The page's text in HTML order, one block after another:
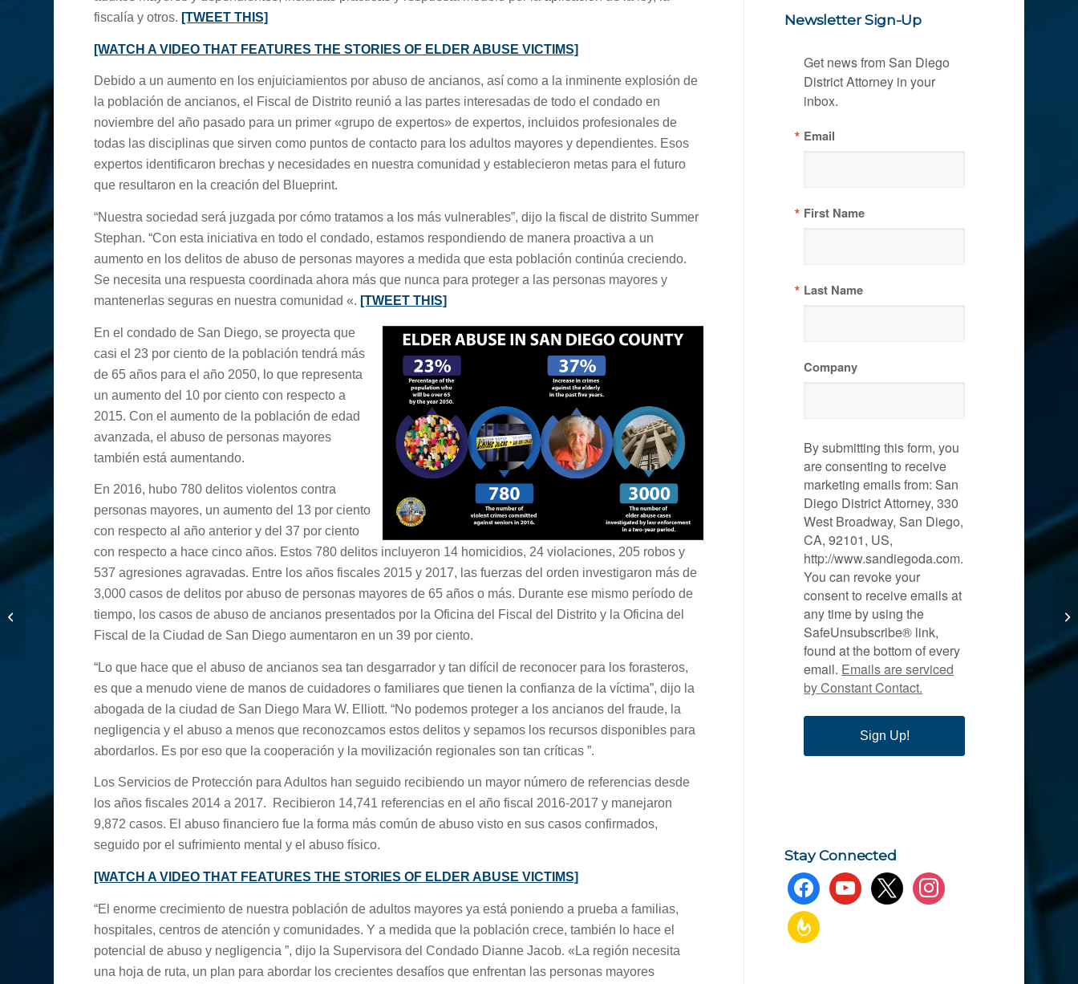
fiscalía y otros. [TWEET THIS]
[WATCH A VIDEO THAT FEATURES THE STORIES OF ELDER ABUSE VICTIMS]
Debido a un aumento en los enjuiciamientos por abuso de ancianos, así como a la inminente explosión de
la población de ancianos, el Fiscal de Distrito reunió a las partes interesadas de todo el condado en
noviembre del año pasado para un primer «grupo de expertos» de expertos, incluidos profesionales de
todas las disciplinas que sirven como puntos de contacto para los adultos mayores y dependientes. Esos
expertos identificaron brechas y necesidades en nuestra comunidad y establecieron metas para el futuro
que resultaron en la creación del Blueprint.
“Nuestra sociedad será juzgada por cómo tratamos a los más vulnerables”, dijo la fiscal de distrito Summer
Stephan. “Con esta iniciativa en todo el condado, estamos respondiendo de manera proactiva a un
aumento en los delitos de abuso de personas mayores a medida que esta población continúa creciendo.
Se necesita una respuesta coordinada ahora más que nunca para proteger a las personas mayores y
mantenerlas seguras en nuestra comunidad «. [TWEET THIS]
En el condado de San Diego, se proyecta que
casi el 23 por ciento de la población tendrá más
de 65 años para el año 2050, lo que representa
un aumento del 10 por ciento con respecto a
2015. Con el aumento de la población de edad
avanzada, el abuso de personas mayores
también está aumentando.
En 2016, hubo 780 delitos violentos contra
personas mayores, un aumento del 13 por ciento
con respecto al año anterior y del 37 por ciento
con respecto a hace cinco años. Estos 780 delitos incluyeron 14 homicidios, 24 violaciones, 205 robos y
537 agresiones agravadas. Entre los años fiscales 2015 y 2017, las fuerzas del orden investigaron más de
3,000 casos de delitos por abuso de personas mayores de 65 años o más. Durante ese mismo período de
tiempo, los casos de abuso de ancianos presentados por la Oficina del Fiscal del Distrito y la Oficina del
Fiscal de la Ciudad de San Diego aumentaron en un 39 por ciento.
“Lo que hace que el abuso de ancianos sea tan desgarrador y tan difícil de reconocer para los forasteros,
es que a menudo viene de manos de cuidadores o familiares que tienen la confianza de la víctima”, dijo la
abogada de la ciudad de San Diego Mara W. Elliott. “No podemos proteger a los ancianos del fraude, la
negligencia y el abuso a menos que reconozcamos estos delitos y sepamos los recursos disponibles para
abordarlos. Es por eso que la cooperación y la movilización regionales son tan críticas ”.
Los Servicios de Protección para Adultos han seguido recibiendo un mayor número de referencias desde
los años fiscales 2014 a 2017. Recibieron 14,741 referencias en el año fiscal 2016-2017 y manejaron
9,872 casos. El abuso financiero fue la forma más común de abuso visto en sus casos confirmados,
seguido por el sufrimiento mental y el abuso físico.
[WATCH A VIDEO THAT FEATURES THE STORIES OF ELDER ABUSE VICTIMS]
“El enorme crecimiento de nuestra población de adultos mayores ya está poniendo a prueba a familias,
hospitales, centros de atención y comunidades. Y a medida que la población crece, también lo hace el
potencial de abuso y negligencia ”, dijo la Supervisora del Condado Dianne Jacob. «La región necesita
una hoja de ruta, un plan para abordar los crecientes desafíos que enfrentan las personas mayores
Newsletter Sign-Up
Get news from San Diego
District Attorney in your
inbox.
Email
First Name
Last Name
Company
By submitting this form, you
are consenting to receive
marketing emails from: San
Diego District Attorney, 330
West Broadway, San Diego,
CA, 92101, US,
http://www.sandiegoda.com.
You can revoke your
consent to receive emails at
any time by using the
SafeUnsubscribe® link,
found at the bottom of every
email. Emails are serviced
by Constant Contact.
Sign Up!
Stay Connected
facebookyoutubex instagram
feedburner
‘Johns’ arrestado por